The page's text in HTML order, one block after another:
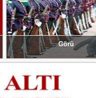
Görü